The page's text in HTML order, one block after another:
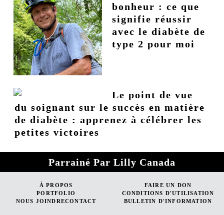
bonheur : ce que
signifie réussir
avec le diabète de
type 2 pour moi
Le point de vue
du soignant sur le succès en matière
de diabète : apprenez à célébrer les
petites victoires
Parrainé Par Lilly Canada
À PROPOS
FAIRE UN DON
PORTFOLIO
CONDITIONS D'UTILISATION
NOUS JOINDRECONTACT
BULLETIN D'INFORMATION